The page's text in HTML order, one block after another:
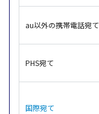
au以外の携帯電話宛て
PHS宛て
国際宛て